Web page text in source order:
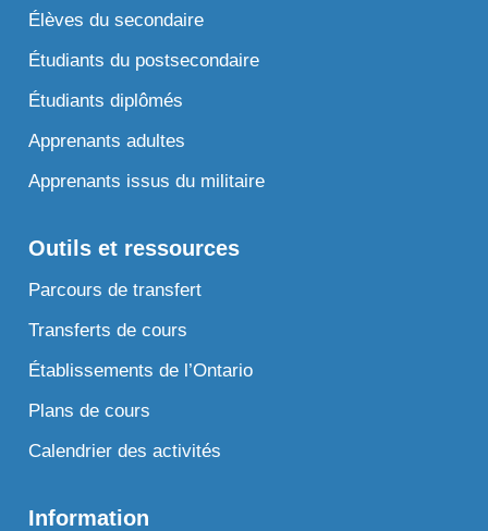
Élèves du secondaire
Étudiants du postsecondaire
Étudiants diplômés
Apprenants adultes
Apprenants issus du militaire
Outils et ressources
Parcours de transfert
Transferts de cours
Établissements de l’Ontario
Plans de cours
Calendrier des activités
Information